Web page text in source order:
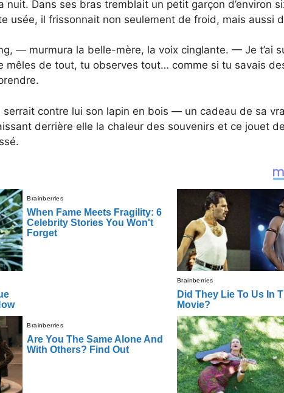
nuit. Dans ses bras tremblait un petit garçon d’environ
usée, il frissonnait non seulement de froid, mais aussi
— murmura la belle-mère, la voix cinglante. — Je t’ai
mêles de tout, tu observes tout… comme si tu savais
serrait contre lui son lapin en bois — un cadeau de sa
derrière elle la chaleur des souvenirs et ce jouet